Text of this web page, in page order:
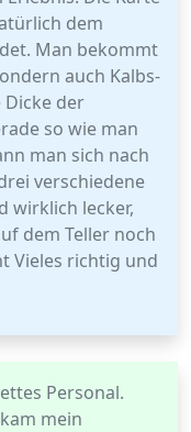
dem
Man bekommt
auch Kalbs-
der
so wie man
man sich nach
verschiedene
wirklich lecker,
dem Teller noch
Vieles richtig und
Personal.
mein